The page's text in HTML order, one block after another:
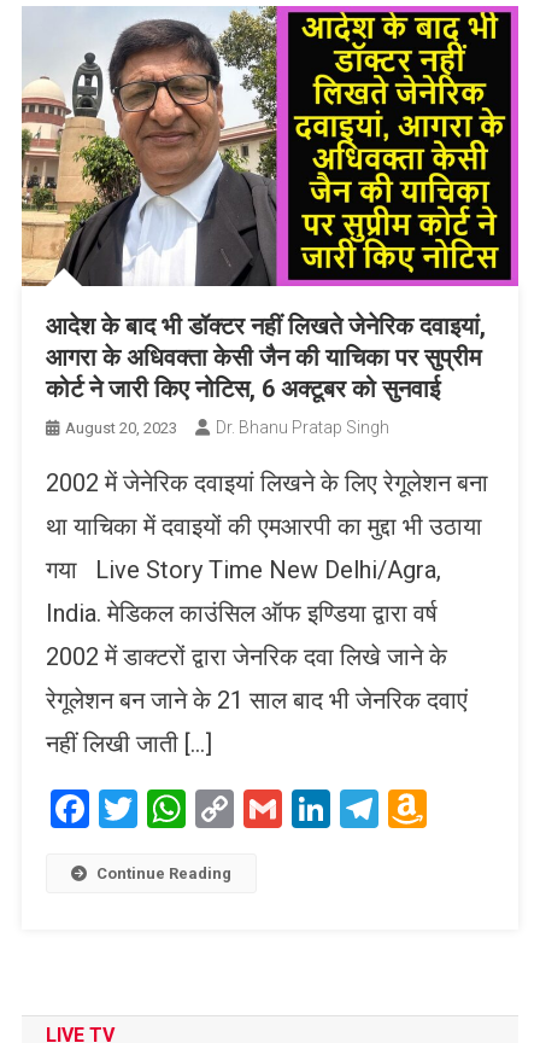
आदेश के बाद भी डॉक्टर नहीं लिखते जेनेरिक दवाइयां,
आगरा के अधिवक्ता केसी जैन की याचिका पर सुप्रीम
कोर्ट ने जारी किए नोटिस, 6 अक्टूबर को सुनवाई
August 20, 2023 Dr. Bhanu Pratap Singh
2002 में जेनेरिक दवाइयां लिखने के लिए रेगूलेशन बना
था याचिका में दवाइयों की एमआरपी का मुद्दा भी उठाया
गया Live Story Time New Delhi/Agra,
India. मेडिकल काउंसिल ऑफ इण्डिया द्वारा वर्ष
2002 में डाक्टरों द्वारा जेनरिक दवा लिखे जाने के
रेगूलेशन बन जाने के 21 साल बाद भी जेनरिक दवाएं
नहीं लिखी जाती […]
Facebook
Twitter
WhatsApp
CopyGmailLinkedIn
Telegram
Continue Reading
LIVE TV